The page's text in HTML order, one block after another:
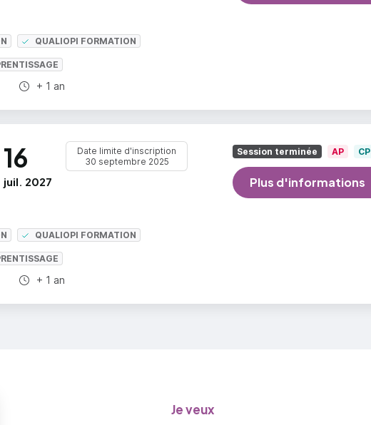
QUALIOPI FORMATION
Durée totale :
+ 1 an
16
juil. 2027
Date limite d'inscription
30 septembre 2025
QUALIOPI FORMATION
Durée totale :
+ 1 an
Session terminée AP CP
Plus d'informations
Je veux